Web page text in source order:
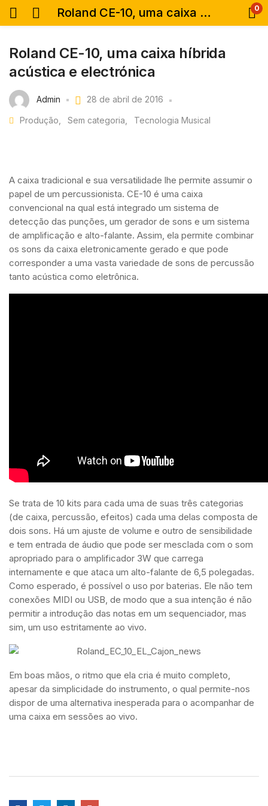
Roland CE-10, uma caixa híbrida acústica e electrónica 0
Roland CE-10, uma caixa híbrida
acústica e electrónica
Admin 28 de abril de 2016
Produção Sem categoria Tecnologia Musical
A caixa tradicional e sua versatilidade lhe permite assumir o
papel de um percussionista. CE-10 é uma caixa
convencional na qual está integrado um sistema de
detecção das punções, um gerador de sons e um sistema
de amplificação e alto-falante. Assim, ela permite combinar
os sons da caixa eletronicamente gerado e que pode
corresponder a uma vasta variedade de sons de percussão
tanto acústica como eletrônica.
Se trata de 10 kits para cada uma de suas três categorias
(de caixa, percussão, efeitos) cada uma delas composta de
dois sons. Há um ajuste de volume e outro de sensibilidade
e tem entrada de áudio que pode ser mesclada com o som
apropriado para o amplificador 3W que carrega
internamente e que ataca um alto-falante de 6,5 polegadas.
Como esperado, é possível o uso por baterias. Ele não tem
conexões MIDI ou USB, de modo que a sua intenção é não
permitir a introdução das notas em um sequenciador, mas
sim, um uso estritamente ao vivo.
Em boas mãos, o ritmo que ela cria é muito completo,
apesar da simplicidade do instrumento, o qual permite-nos
dispor de uma alternativa inesperada para o acompanhar de
uma caixa em sessões ao vivo.